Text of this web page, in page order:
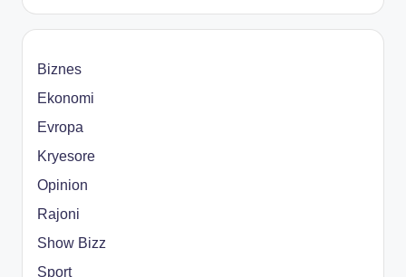
Biznes
Ekonomi
Evropa
Kryesore
Opinion
Rajoni
Show Bizz
Sport